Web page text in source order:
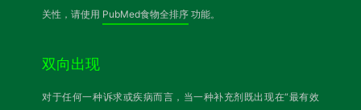
关性，请使用 PubMed食物全排序 功能。
双向出现
对于任何一种诉求或疾病而言，当一种补充剂既出现在“最有效